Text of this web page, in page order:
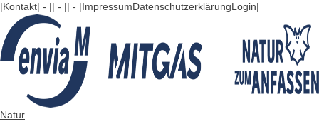
|Kontakt| - || - || - |ImpressumDatenschutzerklärungLogin|
Natur